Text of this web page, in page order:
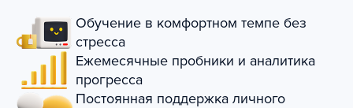
Обучение в комфортном темпе без
стресса
Ежемесячные пробники и аналитика
прогресса
Постоянная поддержка личного